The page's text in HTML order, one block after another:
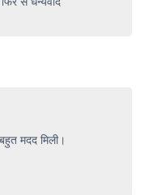
मदद मिली।